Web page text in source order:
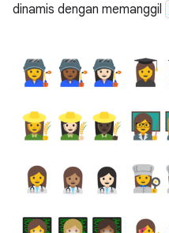
dinamis dengan memanggil